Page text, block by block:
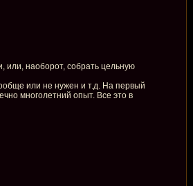
или, наоборот, собрать цельную
или не нужен и т.д. На первый
многолетний опыт. Все это в